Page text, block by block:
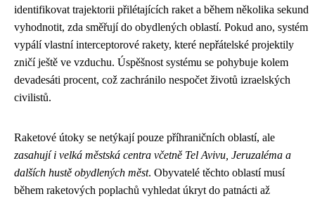
identifikovat trajektorii přilétajících raket a během několika sekund
vyhodnotit, zda směřují do obydlených oblastí. Pokud ano, systém
vypálí vlastní interceptorové rakety, které nepřátelské projektily
zničí ještě ve vzduchu. Úspěšnost systému se pohybuje kolem
devadesáti procent, což zachránilo nespočet životů izraelských
civilistů.
Raketové útoky se netýkají pouze příhraničních oblastí, ale
zasahují i velká městská centra včetně Tel Avivu, Jeruzaléma a
dalších hustě obydlených měst. Obyvatelé těchto oblastí musí
během raketových poplachů vyhledat úkryt do patnácti až